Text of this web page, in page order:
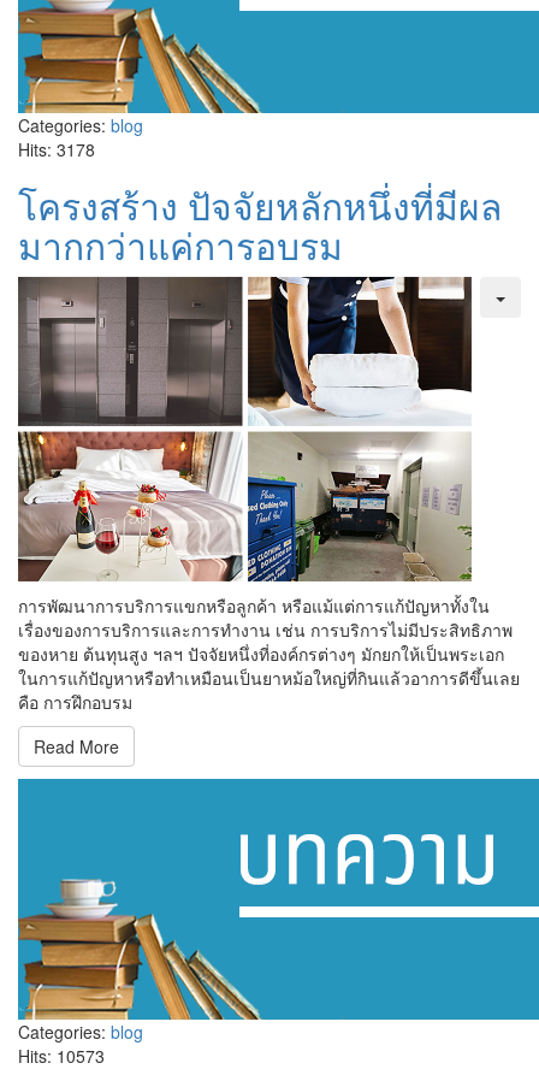
Categories: blog
Hits: 3178
โครงสร้าง ปัจจัยหลักหนึ่งที่มีผล
มากกว่าแค่การอบรม
การพัฒนาการบริการแขกหรือลูกค้า หรือแม้แต่การแก้ปัญหาทั้งใน
เรื่องของการบริการและการทำงาน เช่น การบริการไม่มีประสิทธิภาพ
ของหาย ต้นทุนสูง ฯลฯ ปัจจัยหนึ่งที่องค์กรต่างๆ มักยกให้เป็นพระเอก
ในการแก้ปัญหาหรือทำเหมือนเป็นยาหม้อใหญ่ที่กินแล้วอาการดีขึ้นเลย
คือ การฝึกอบรม
Read More
Categories: blog
Hits: 10573